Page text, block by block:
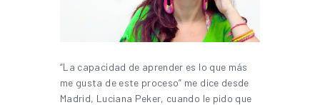
“La capacidad de aprender es lo que más
me gusta de este proceso” me dice desde
Madrid, Luciana Peker, cuando le pido que